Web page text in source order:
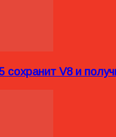
сохранит V8 и